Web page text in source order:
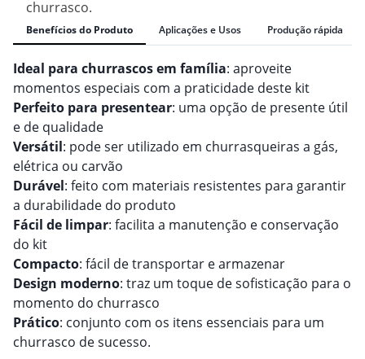
churrasco.
Benefícios do Produto Aplicações e Usos Produção rápida
Ideal para churrascos em família: aproveite
momentos especiais com a praticidade deste kit
Perfeito para presentear: uma opção de presente útil
e de qualidade
Versátil: pode ser utilizado em churrasqueiras a gás,
elétrica ou carvão
Durável: feito com materiais resistentes para garantir
a durabilidade do produto
Fácil de limpar: facilita a manutenção e conservação
do kit
Compacto: fácil de transportar e armazenar
Design moderno: traz um toque de sofisticação para o
momento do churrasco
Prático: conjunto com os itens essenciais para um
churrasco de sucesso.